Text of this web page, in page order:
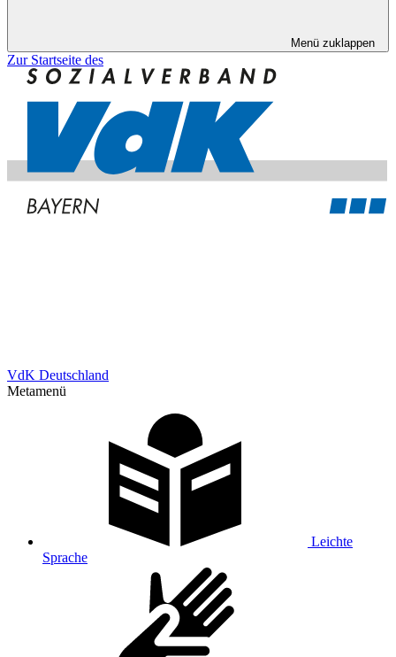
Menü zuklappen
Zur Startseite des
VdK Deutschland
Metamenü
Leichte
Sprache